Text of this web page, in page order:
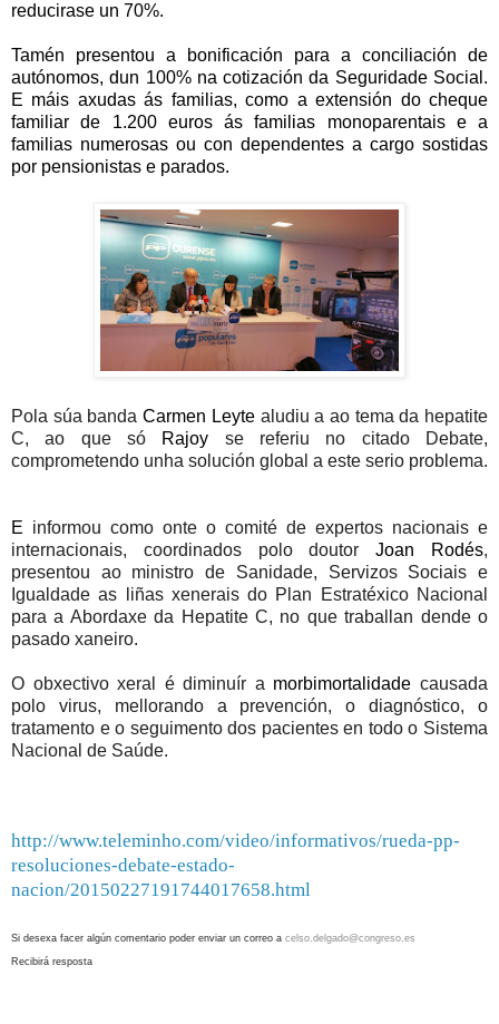
reducirase un 70%.
Tamén presentou a bonificación para a conciliación de
autónomos, dun 100% na cotización da Seguridade Social.
E máis axudas ás familias, como a extensión do cheque
familiar de 1.200 euros ás familias monoparentais e a
familias numerosas ou con dependentes a cargo sostidas
por pensionistas e parados.
Pola súa bandaCarmen Leytealudiu a ao tema da hepatite
C, ao que só Rajoy se referiu no citado Debate,
comprometendo unha solución global a este serio problema.
E informou como onte o comité de expertos nacionais e
internacionais, coordinados polo doutorJoan Rodés,
presentou ao ministro de Sanidade, Servizos Sociais e
Igualdade as liñas xenerais do Plan Estratéxico Nacional
para a Abordaxe da Hepatite C, no que traballan dende o
pasado xaneiro.
O obxectivo xeral é diminuír a morbimortalidade causada
polo virus, mellorando a prevención, o diagnóstico, o
tratamento e o seguimento dos pacientes en todo o Sistema
Nacional de Saúde.
http://www.teleminho.com/video/informativos/rueda-pp-
resoluciones-debate-estado-
nacion/20150227191744017658.html
Si desexa facer algún comentario poder enviar un correo a celso.delgado@congreso.es
Recibirá resposta